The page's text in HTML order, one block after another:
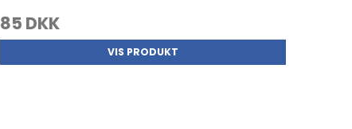
85 DKK
VIS PRODUKT